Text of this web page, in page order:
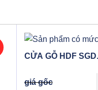
CỬA GỖ HDF